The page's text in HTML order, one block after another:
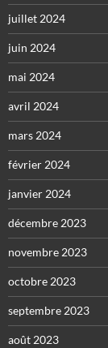
juillet 2024
juin 2024
mai 2024
avril 2024
mars 2024
février 2024
janvier 2024
décembre 2023
novembre 2023
octobre 2023
septembre 2023
août 2023